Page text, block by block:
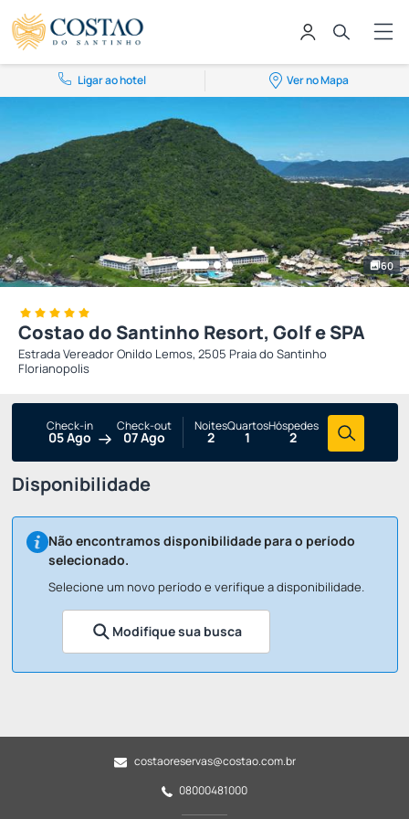
Ligar ao hotel Ver no Mapa
60
Costao do Santinho Resort, Golf e SPA
Estrada Vereador Onildo Lemos, 2505 Praia do Santinho
Florianopolis
Check-in
05 Ago
Check-out
07 Ago
Noites
2
Quartos
1
Hóspedes
2
Disponibilidade
Não encontramos disponibilidade para o período
selecionado.
Selecione um novo período e verifique a disponibilidade.
Modifique sua busca
costaoreservas@costao.com.br
08000481000